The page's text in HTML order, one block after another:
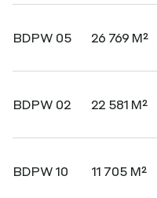
BDPW 05 26 769 M²
BDPW 02 22 581 M²
BDPW 10 11 705 M²